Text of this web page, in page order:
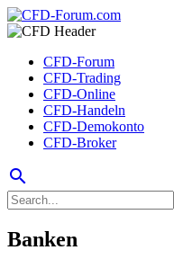
CFD-Forum
CFD-Trading
CFD-Online
CFD-Handeln
CFD-Demokonto
CFD-Broker
search
Banken